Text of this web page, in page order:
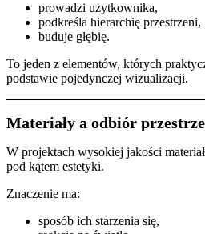
prowadzi użytkownika,
podkreśla hierarchię przestrzeni,
buduje głębię.
To jeden z elementów, których
podstawie pojedynczej wizualizacji.
Materiały a odbiór
W projektach wysokiej jakości
pod kątem estetyki.
Znaczenie ma:
sposób ich starzenia się,